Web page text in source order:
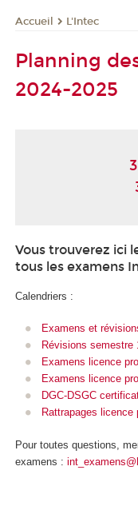
Accueil L'Intec
Planning
2024-2025
Vous trouverez ici
tous les examens
Calendriers :
Examens et
Révisions semestre
Examens licence
Examens licence
DGC-DSGC
Rattrapages
Pour toutes questions,
examens :